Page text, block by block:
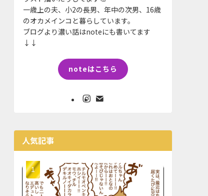
一歳上の夫、小2の長男、年中の次男、16歳
のオカメインコと暮らしています。
ブログより濃い話はnoteにも書いてます
↓↓
noteはこちら
人気記事